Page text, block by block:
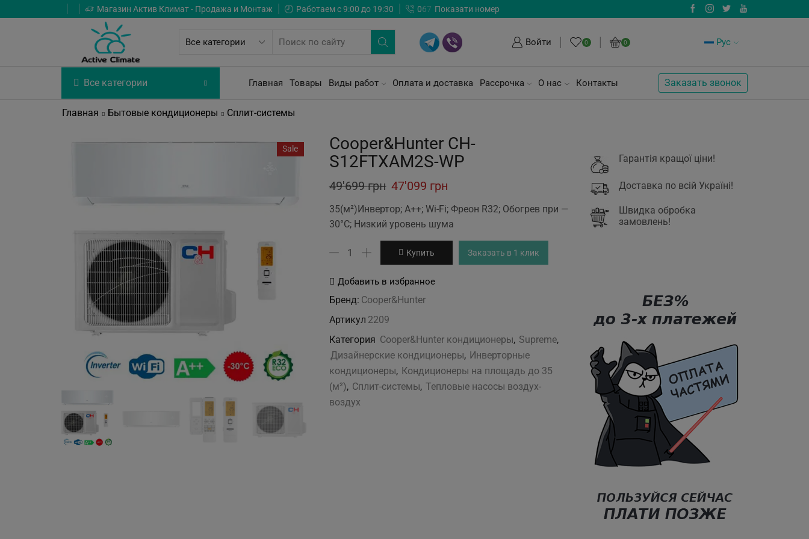
Магазин Актив Климат - Продажа и Монтаж Работаем с 9:00 до 19:30 067 Показати номер
Войти 0 0 Рус
Все категории Главная Товары Виды работ Оплата и доставка Рассрочка О нас Контакты Заказать звонок
Главная Бытовые кондиционеры Сплит-системы
Sale
Cooper&Hunter CH-
S12FTXAM2S-WP
49'699грн Original
price
was:
49'699 грн.
47'099 грн
price
is:
47'099 грн.
35(м²)Инвертор; А++; Wi-Fi; Фреон R32; Обогрев при —
30°C; Низкий уровень шума
Количество
Cooper&Hunter
CH-
WP
Купить Заказать в 1 клик
Добавить в избранное
Бренд: Cooper&Hunter
Артикул 2209
Категория Cooper&Hunter кондиционеры, Supreme,
Дизайнерские кондиционеры, Инверторные
кондиционеры, Кондиционеры на площадь до 35
(м²), Сплит-системы, Тепловые насосы воздух-
воздух
Гарантія кращої ціни!
Доставка по всій Україні!
Швидка обробка
замовлень!